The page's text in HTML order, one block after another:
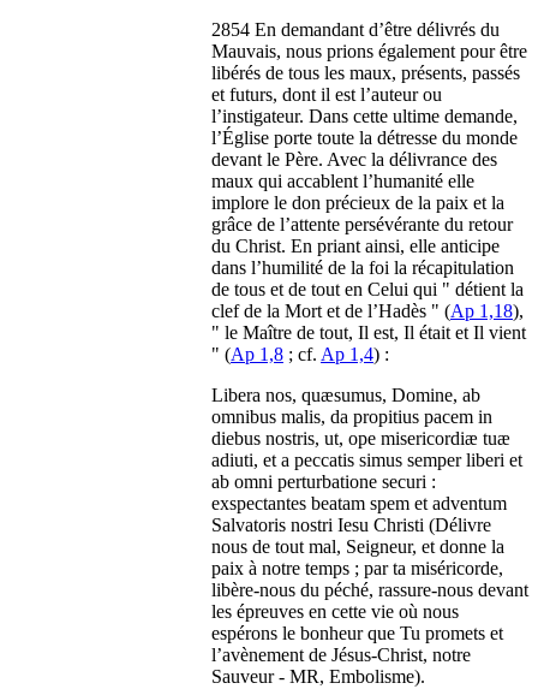
2854 En demandant d’être délivrés du
Mauvais, nous prions également pour être
libérés de tous les maux, présents, passés
et futurs, dont il est l’auteur ou
l’instigateur. Dans cette ultime demande,
l’Église porte toute la détresse du monde
devant le Père. Avec la délivrance des
maux qui accablent l’humanité elle
implore le don précieux de la paix et la
grâce de l’attente persévérante du retour
du Christ. En priant ainsi, elle anticipe
dans l’humilité de la foi la récapitulation
de tous et de tout en Celui qui " détient la
clef de la Mort et de l’Hadès " (Ap 1,18),
" le Maître de tout, Il est, Il était et Il vient
" (Ap 1,8 ; cf. Ap 1,4) :
Libera nos, quæsumus, Domine, ab
omnibus malis, da propitius pacem in
diebus nostris, ut, ope misericordiæ tuæ
adiuti, et a peccatis simus semper liberi et
ab omni perturbatione securi :
exspectantes beatam spem et adventum
Salvatoris nostri Iesu Christi (Délivre
nous de tout mal, Seigneur, et donne la
paix à notre temps ; par ta miséricorde,
libère-nous du péché, rassure-nous devant
les épreuves en cette vie où nous
espérons le bonheur que Tu promets et
l’avènement de Jésus-Christ, notre
Sauveur - MR, Embolisme).